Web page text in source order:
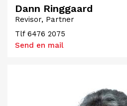
Dann Ringgaard
Revisor, Partner
Tlf 6476 2075
Send en mail